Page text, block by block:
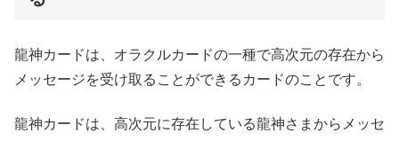
龍神カードは、オラクルカードの一種で高次元の存在から
メッセージを受け取ることができるカードのことです。
龍神カードは、高次元に存在している龍神さまからメッセ